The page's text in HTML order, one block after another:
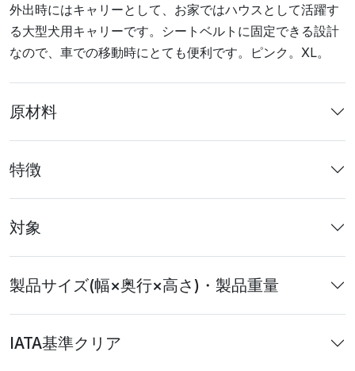
外出時にはキャリーとして、お家ではハウスとして活躍す
る大型犬用キャリーです。シートベルトに固定できる設計
なので、車での移動時にとても便利です。ピンク。XL。
原材料
特徴
対象
製品サイズ(幅×奥行×高さ)・製品重量
IATA基準クリア